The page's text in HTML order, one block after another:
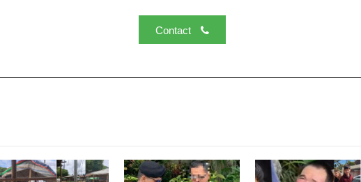
Contact